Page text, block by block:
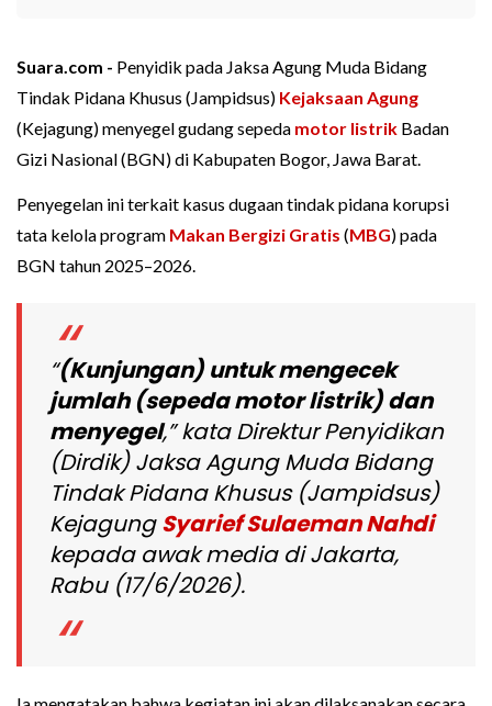
Suara.com - Penyidik pada Jaksa Agung Muda Bidang
Tindak Pidana Khusus (Jampidsus) Kejaksaan Agung
(Kejagung) menyegel gudang sepeda motor listrik Badan
Gizi Nasional (BGN) di Kabupaten Bogor, Jawa Barat.
Penyegelan ini terkait kasus dugaan tindak pidana korupsi
tata kelola program Makan Bergizi Gratis (MBG) pada
BGN tahun 2025–2026.
“(Kunjungan) untuk mengecek
jumlah (sepeda motor listrik) dan
menyegel,” kata Direktur Penyidikan
(Dirdik) Jaksa Agung Muda Bidang
Tindak Pidana Khusus (Jampidsus)
KejagungSyarief Sulaeman Nahdi
kepada awak media di Jakarta,
Rabu (17/6/2026).